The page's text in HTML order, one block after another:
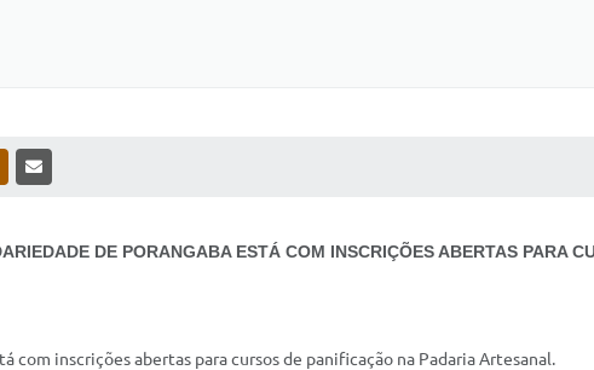
OUTRAS MÍDIAS
DE PORANGABA ESTÁ COM INSCRIÇÕES ABERTAS PARA
com inscrições abertas para cursos de panificação na Padaria Artesanal.